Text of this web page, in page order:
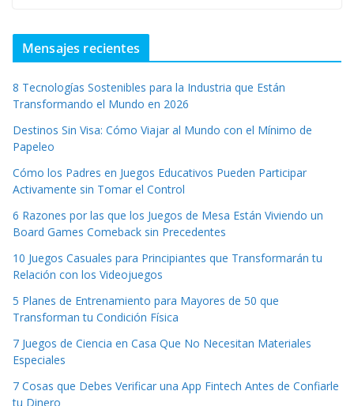
Mensajes recientes
8 Tecnologías Sostenibles para la Industria que Están
Transformando el Mundo en 2026
Destinos Sin Visa: Cómo Viajar al Mundo con el Mínimo de
Papeleo
Cómo los Padres en Juegos Educativos Pueden Participar
Activamente sin Tomar el Control
6 Razones por las que los Juegos de Mesa Están Viviendo un
Board Games Comeback sin Precedentes
10 Juegos Casuales para Principiantes que Transformarán tu
Relación con los Videojuegos
5 Planes de Entrenamiento para Mayores de 50 que
Transforman tu Condición Física
7 Juegos de Ciencia en Casa Que No Necesitan Materiales
Especiales
7 Cosas que Debes Verificar una App Fintech Antes de Confiarle
tu Dinero